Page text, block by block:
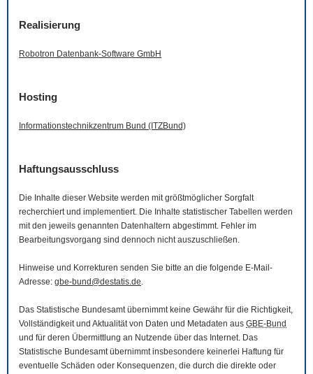
Realisierung
Robotron Datenbank-Software GmbH
Hosting
Informationstechnikzentrum Bund (ITZBund)
Haftungsausschluss
Die Inhalte dieser Website werden mit größtmöglicher Sorgfalt
recherchiert und implementiert. Die Inhalte statistischer Tabellen werden
mit den jeweils genannten Datenhaltern abgestimmt. Fehler im
Bearbeitungsvorgang sind dennoch nicht auszuschließen.
Hinweise und Korrekturen senden Sie bitte an die folgende E-Mail -
Adresse: gbe-bund@destatis.de.
Das Statistische Bundesamt übernimmt keine Gewähr für die Richtigkeit,
Vollständigkeit und Aktualität von Daten und Metadaten aus GBE-Bund
und für deren Übermittlung an Nutzende über das Internet. Das
Statistische Bundesamt übernimmt insbesondere keinerlei Haftung für
eventuelle Schäden oder Konsequenzen, die durch die direkte oder